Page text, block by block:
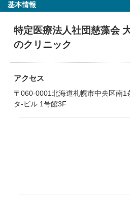
基本情報
特定医療法人社団慈藻会
のクリニック
アクセス
〒060-0001北海道札幌市中央区南1
タ-ビル 1号館3F